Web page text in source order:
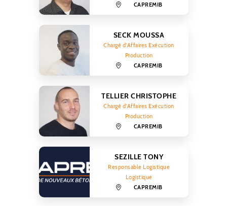
CAPREMIB
SECK MOUSSA
Chargé d'Affaires Exécution
Production
CAPREMIB
TELLIER CHRISTOPHE
Chargé d'Affaires Exécution
Production
CAPREMIB
SEZILLE TONY
Responsable Logistique
Logistique
CAPREMIB